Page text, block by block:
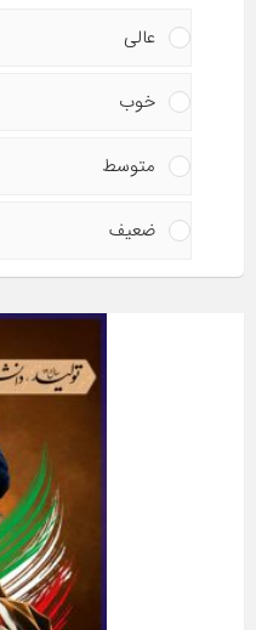
عالی
خوب
متوسط
ضعیف